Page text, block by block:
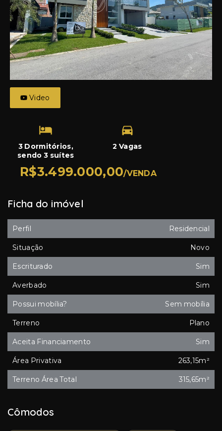
Video
3 Dormitórios,
sendo 3 suítes
2 Vagas
R$3.499.000,00/VENDA
Cômodos
Ficha do imóvel
Perfil Residencial
Situação Novo
Escriturado Sim
Averbado Sim
Possui mobília? Sem mobília
Terreno Plano
Aceita Financiamento Sim
Área Privativa 263,15m²
Terreno Área Total 315,65m²